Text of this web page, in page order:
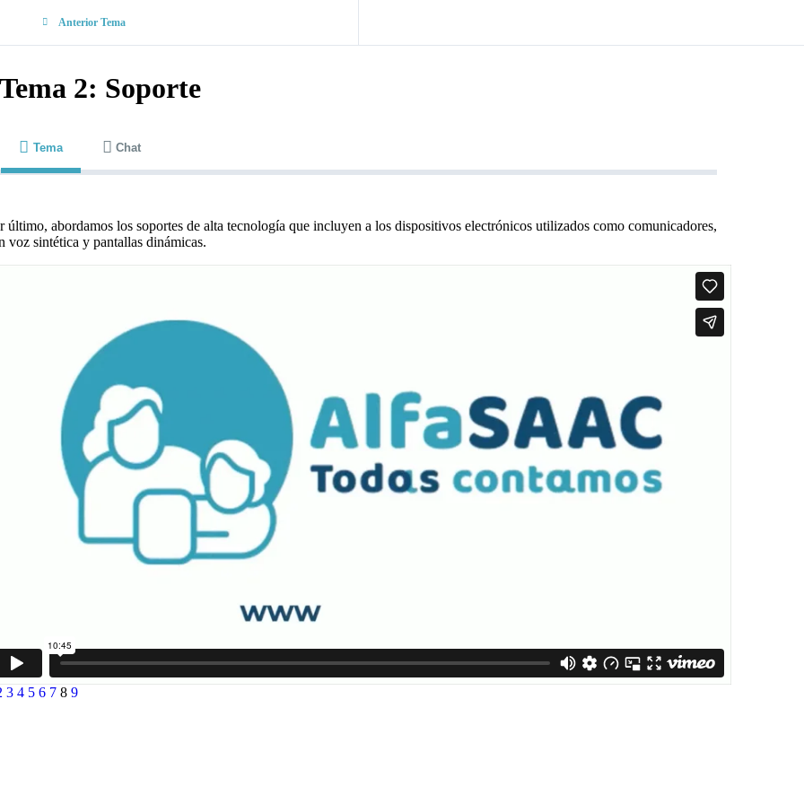
Anterior Tema
Tema 2: Soporte
Tema Chat
último, abordamos los soportes de alta tecnología que incluyen a los dispositivos electrónicos utilizados como comunicadores,
voz sintética y pantallas dinámicas.
3 4 5 6 7 8 9